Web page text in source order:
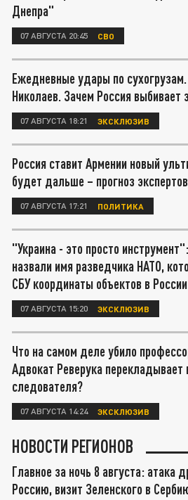
Днепра"
07 АВГУСТА 20:45 СВО
Ежедневные удары по
Николаев. Зачем Россия выбивает
07 АВГУСТА 18:21 ЭКСКЛЮЗИВ
Россия ставит Армении новый
будет дальше – прогноз экспертов
07 АВГУСТА 17:21 ПОЛИТИКА
"Украина - это просто
назвали имя разведчика НАТО,
СБУ координаты объектов в России
07 АВГУСТА 15:20 ЭКСКЛЮЗИВ
Что на самом деле убило
Адвокат Реверука перекладывает
следователя?
07 АВГУСТА 14:24 ЭКСКЛЮЗИВ
НОВОСТИ РЕГИОНОВ
Главное за ночь 8 августа: атака
Россию, визит Зеленского в